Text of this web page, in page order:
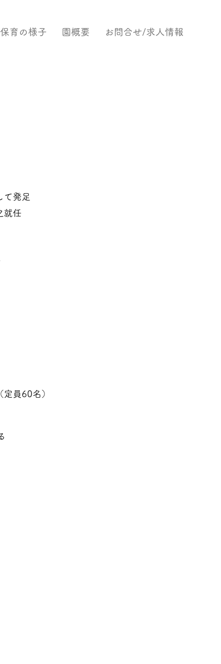
保育の様子 園概要 お問合せ/求人情報
て発足
就任
員60名）